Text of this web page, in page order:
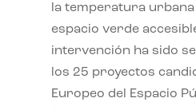
la temperatura
espacio verde
intervención ha sido
los 25 proyectos
Europeo del Espacio